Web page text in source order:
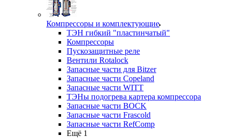
Компрессоры и комплектующие
ТЭН гибкий "пластинчатый"
Компрессоры
Пускозащитные реле
Вентили Rotalock
Запасные части для Bitzer
Запасные части Copeland
Запасные части WITT
ТЭНы подогрева картера компрессора
Запасные части BOCK
Запасные части Frascold
Запасные части RefComp
Ещё 1